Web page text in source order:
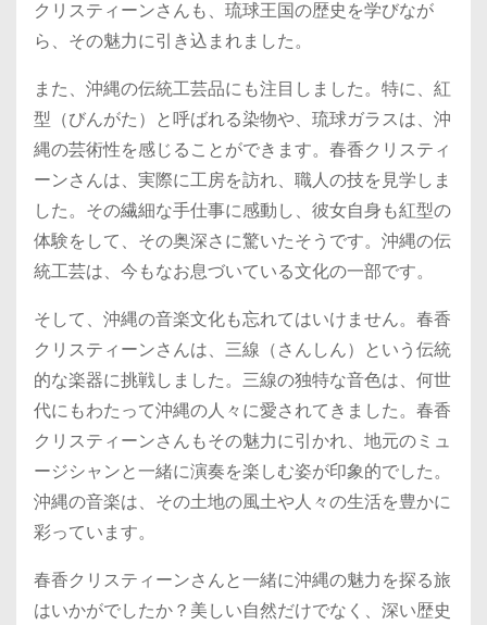
クリスティーンさんも、琉球王国の歴史を学びなが
ら、その魅力に引き込まれました。
また、沖縄の伝統工芸品にも注目しました。特に、紅
型（びんがた）と呼ばれる染物や、琉球ガラスは、沖
縄の芸術性を感じることができます。春香クリスティ
ーンさんは、実際に工房を訪れ、職人の技を見学しま
した。その繊細な手仕事に感動し、彼女自身も紅型の
体験をして、その奥深さに驚いたそうです。沖縄の伝
統工芸は、今もなお息づいている文化の一部です。
そして、沖縄の音楽文化も忘れてはいけません。春香
クリスティーンさんは、三線（さんしん）という伝統
的な楽器に挑戦しました。三線の独特な音色は、何世
代にもわたって沖縄の人々に愛されてきました。春香
クリスティーンさんもその魅力に引かれ、地元のミュ
ージシャンと一緒に演奏を楽しむ姿が印象的でした。
沖縄の音楽は、その土地の風土や人々の生活を豊かに
彩っています。
春香クリスティーンさんと一緒に沖縄の魅力を探る旅
はいかがでしたか？美しい自然だけでなく、深い歴史